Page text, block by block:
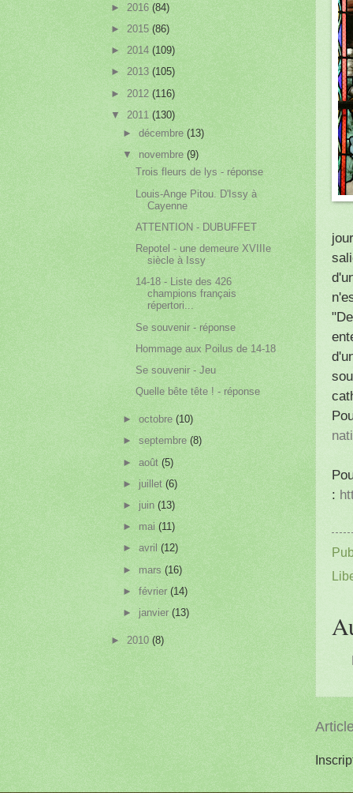
:
► 2016 (84)
► 2015 (86)
► 2014 (109)
► 2013 (105)
► 2012 (116)
▼ 2011 (130)
►décembre(13)
▼ novembre(9)
Trois fleurs de lys - réponse
Louis-Ange Pitou. D'Issy à
Cayenne
ATTENTION - DUBUFFET
Repotel - une demeure XVIIIe
siècle à Issy
14-18 - Liste des 426
champions français
répertori...
Se souvenir - réponse
Hommage aux Poilus de 14-18
Se souvenir - Jeu
Quelle bête tête ! - réponse
►octobre(10)
►septembre(8)
►août(5)
► juillet(6)
► juin(13)
►mai(11)
►avril(12)
► mars(16)
►février(14)
► janvier(13)
► 2010 (8)